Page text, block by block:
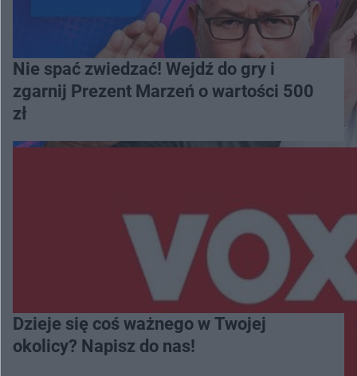
Nie spać zwiedzać! Wejdź do gry i
zgarnij Prezent Marzeń o wartości 500
zł
Dzieje się coś ważnego w Twojej
okolicy? Napisz do nas!